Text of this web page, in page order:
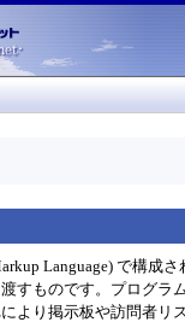
Language) で構成
すものです。プログラ
より掲示板や訪問者リ